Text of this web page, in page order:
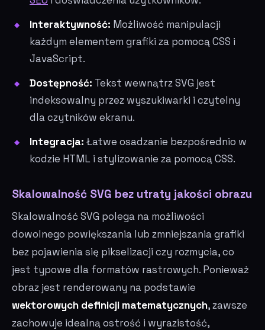
Interaktywność: Możliwość manipulacji
każdym elementem grafiki za pomocą CSS i
JavaScript.
Dostępność: Tekst wewnątrz SVG jest
indeksowalny przez wyszukiwarki i czytelny
dla czytników ekranu.
Integracja: Łatwe osadzanie bezpośrednio w
kodzie HTML i stylizowanie za pomocą CSS.
Skalowalność SVG bez utraty jakości obrazu
Skalowalność SVG polega na możliwości
dowolnego powiększania lub zmniejszania grafiki
bez pojawienia się pikselizacji czy rozmycia, co
jest typowe dla formatów rastrowych. Ponieważ
obraz jest renderowany na podstawie
wektorowych definicji matematycznych, zawsze
zachowuje idealną ostrość i wyrazistość,